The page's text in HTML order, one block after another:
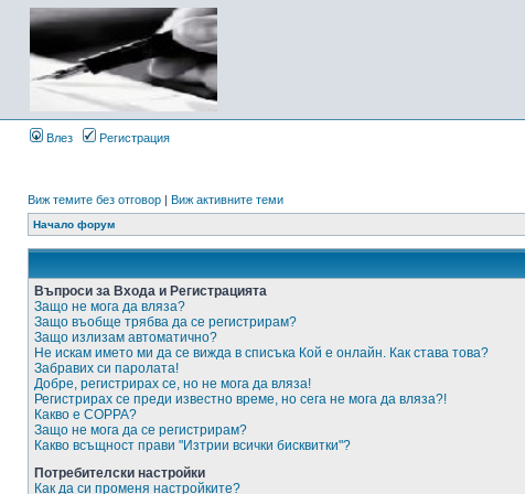
Влез Регистрация
Виж темите без отговор | Виж активните теми
Начало форум
Въпроси за Входа и Регистрацията
Защо не мога да вляза?
Защо въобще трябва да се регистрирам?
Защо излизам автоматично?
Не искам името ми да се вижда в списъка Кой е онлайн. Как става това?
Забравих си паролата!
Добре, регистрирах се, но не мога да вляза!
Регистрирах се преди известно време, но сега не мога да вляза?!
Какво е COPPA?
Защо не мога да се регистрирам?
Какво всъщност прави "Изтрии всички бисквитки"?
Потребителски настройки
Как да си променя настройките?